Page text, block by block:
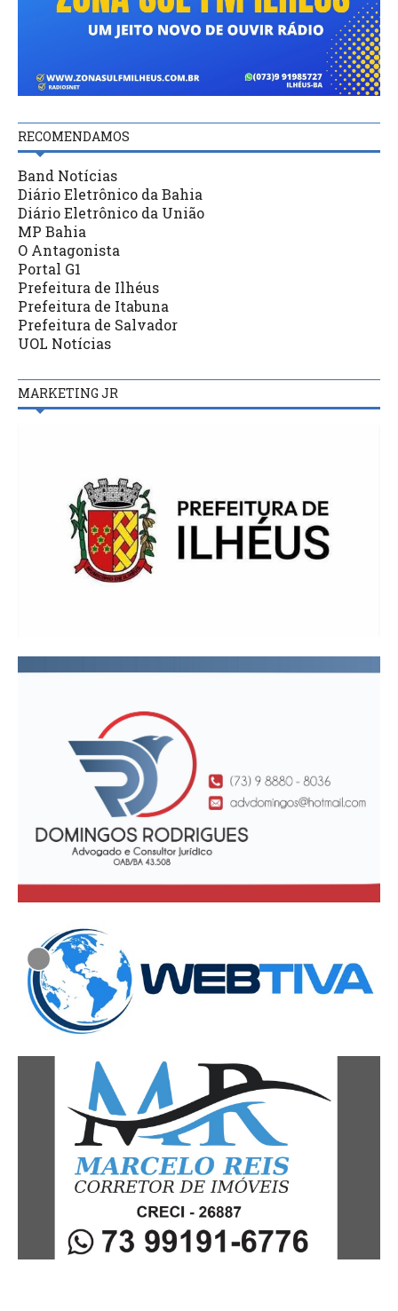
RECOMENDAMOS
Band Notícias
Diário Eletrônico da Bahia
Diário Eletrônico da União
MP Bahia
O Antagonista
Portal G1
Prefeitura de Ilhéus
Prefeitura de Itabuna
Prefeitura de Salvador
UOL Notícias
MARKETING JR